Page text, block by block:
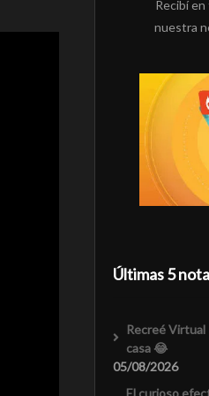
Recibí en
nuestra
Últimas 5
Recreé
casa 😂
05/08/2026
El curioso